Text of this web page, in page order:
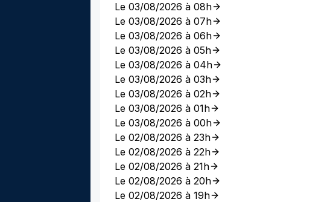
Le 03/08/2026 à 08h
Le 03/08/2026 à 07h
Le 03/08/2026 à 06h
Le 03/08/2026 à 05h
Le 03/08/2026 à 04h
Le 03/08/2026 à 03h
Le 03/08/2026 à 02h
Le 03/08/2026 à 01h
Le 03/08/2026 à 00h
Le 02/08/2026 à 23h
Le 02/08/2026 à 22h
Le 02/08/2026 à 21h
Le 02/08/2026 à 20h
Le 02/08/2026 à 19h